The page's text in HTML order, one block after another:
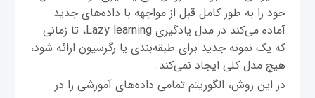
خود را به طور کامل قبل از مواجهه با داده‌های جدید
آماده می‌کند در مدل یادگیری Lazy learning، تا زمانی
که یک نمونه جدید برای طبقه‌بندی یا رگرسیون ارائه شود،
هیچ مدل کلی ایجاد نمی‌کند.
در این روش، الگوریتم تمامی داده‌های آموزشی را در